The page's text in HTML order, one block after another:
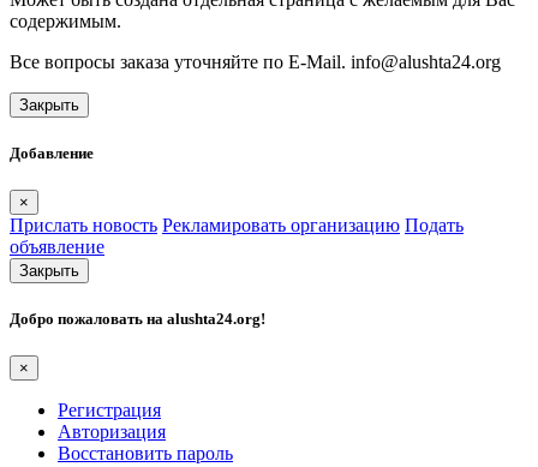
содержимым.
Все вопросы заказа уточняйте по E-Mail. info@alushta24.org
Закрыть
Добавление
×
Прислать новость Рекламировать организацию Подать
объявление
Закрыть
Добро пожаловать на alushta24.org!
×
Регистрация
Авторизация
Восстановить пароль